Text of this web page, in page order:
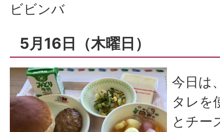
ビビンバ
5月16日（木曜日）
今日は
タレを
とチー